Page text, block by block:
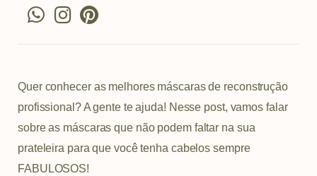
W
s
a
p
p
I
n
a
g
r
a
m
P
i
e
r
e
s
t
Quer conhecer as melhores máscaras de reconstrução
profissional? A gente te ajuda! Nesse post, vamos falar
sobre as máscaras que não podem faltar na sua
prateleira para que você tenha cabelos sempre
FABULOSOS!